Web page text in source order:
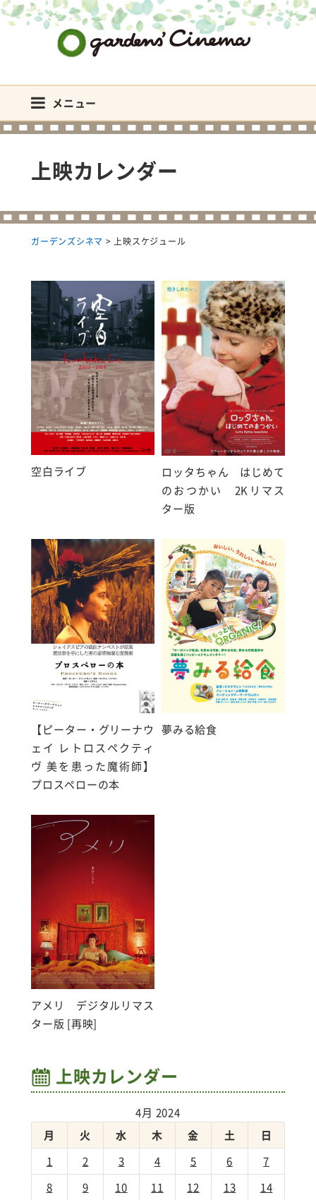
メニュー
上映カレンダー
ガーデンズシネマ >上映スケジュール
空白ライブ
ロッタちゃん はじめて
のおつかい 2Kリマス
ター版
【ピーター・グリーナウ
ェイ レトロスペクティ
ヴ 美を患った魔術師】
プロスペローの本
夢みる給食
アメリ デジタルリマス
ター版 [再映]
上映カレンダー
4月 2024
月
火 水 木 金 土
日
1
2 3 4 5 6
7
8
9 10 11 12 13
14